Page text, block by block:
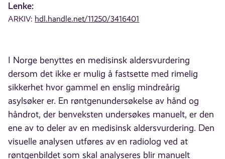
Lenke:
ARKIV: hdl.handle.net/11250/3416401
I Norge benyttes en medisinsk aldersvurdering
dersom det ikke er mulig å fastsette med rimelig
sikkerhet hvor gammel en enslig mindreårig
asylsøker er. En røntgenundersøkelse av hånd og
håndrot, der benveksten undersøkes manuelt, er den
ene av to deler av en medisinsk aldersvurdering. Den
visuelle analysen utføres av en radiolog ved at
røntgenbildet som skal analyseres blir manuelt